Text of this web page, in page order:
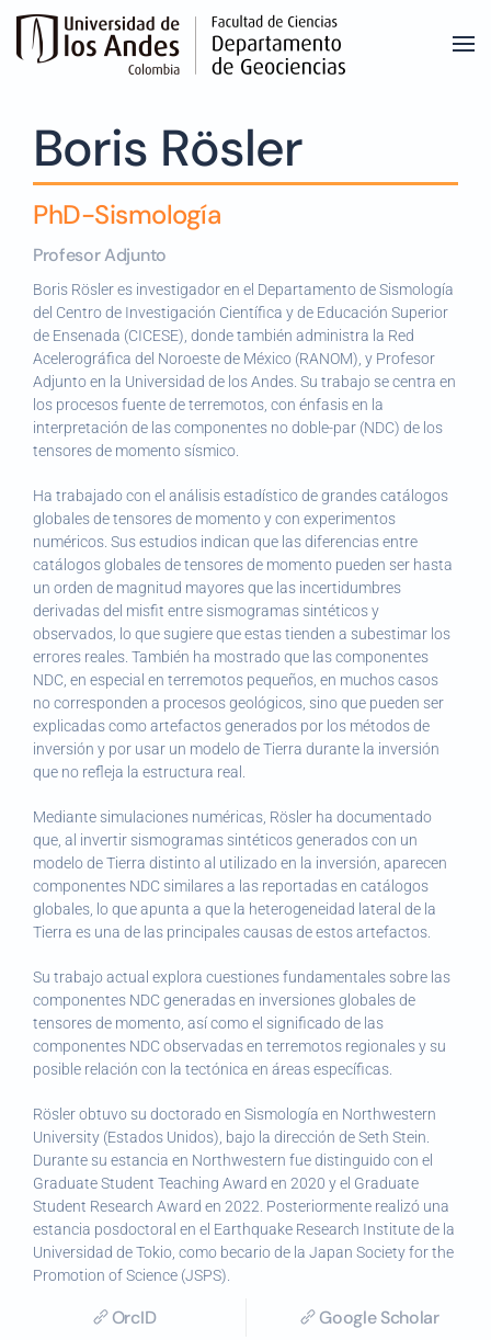
Skip to main content
Boris Rösler
PhD-Sismología
Profesor Adjunto
Boris Rösler es investigador en el Departamento de Sismología
del Centro de Investigación Científica y de Educación Superior
de Ensenada (CICESE), donde también administra la Red
Acelerográfica del Noroeste de México (RANOM), y Profesor
Adjunto en la Universidad de los Andes. Su trabajo se centra en
los procesos fuente de terremotos, con énfasis en la
interpretación de las componentes no doble-par (NDC) de los
tensores de momento sísmico.
Ha trabajado con el análisis estadístico de grandes catálogos
globales de tensores de momento y con experimentos
numéricos. Sus estudios indican que las diferencias entre
catálogos globales de tensores de momento pueden ser hasta
un orden de magnitud mayores que las incertidumbres
derivadas del misfit entre sismogramas sintéticos y
observados, lo que sugiere que estas tienden a subestimar los
errores reales. También ha mostrado que las componentes
NDC, en especial en terremotos pequeños, en muchos casos
no corresponden a procesos geológicos, sino que pueden ser
explicadas como artefactos generados por los métodos de
inversión y por usar un modelo de Tierra durante la inversión
que no refleja la estructura real.
Mediante simulaciones numéricas, Rösler ha documentado
que, al invertir sismogramas sintéticos generados con un
modelo de Tierra distinto al utilizado en la inversión, aparecen
componentes NDC similares a las reportadas en catálogos
globales, lo que apunta a que la heterogeneidad lateral de la
Tierra es una de las principales causas de estos artefactos.
Su trabajo actual explora cuestiones fundamentales sobre las
componentes NDC generadas en inversiones globales de
tensores de momento, así como el significado de las
componentes NDC observadas en terremotos regionales y su
posible relación con la tectónica en áreas específicas.
Rösler obtuvo su doctorado en Sismología en Northwestern
University (Estados Unidos), bajo la dirección de Seth Stein.
Durante su estancia en Northwestern fue distinguido con el
Graduate Student Teaching Award en 2020 y el Graduate
Student Research Award en 2022. Posteriormente realizó una
estancia posdoctoral en el Earthquake Research Institute de la
Universidad de Tokio, como becario de la Japan Society for the
Promotion of Science (JSPS).
OrcID Google Scholar